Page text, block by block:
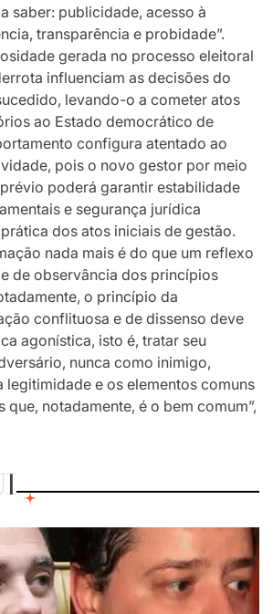
saber: publicidade, acesso à
transparência e probidade”.
gerada no processo eleitoral
influenciam as decisões do
levando-o a cometer atos
ao Estado democrático de
configura atentado ao
pois o novo gestor por meio
poderá garantir estabilidade
e segurança jurídica
dos atos iniciais de gestão.
nada mais é do que um reflexo
de observância dos princípios
o princípio da
conflituosa e de dissenso deve
agonística, isto é, tratar seu
nunca como inimigo,
legitimidade e os elementos comuns
notadamente, é o bem comum”,